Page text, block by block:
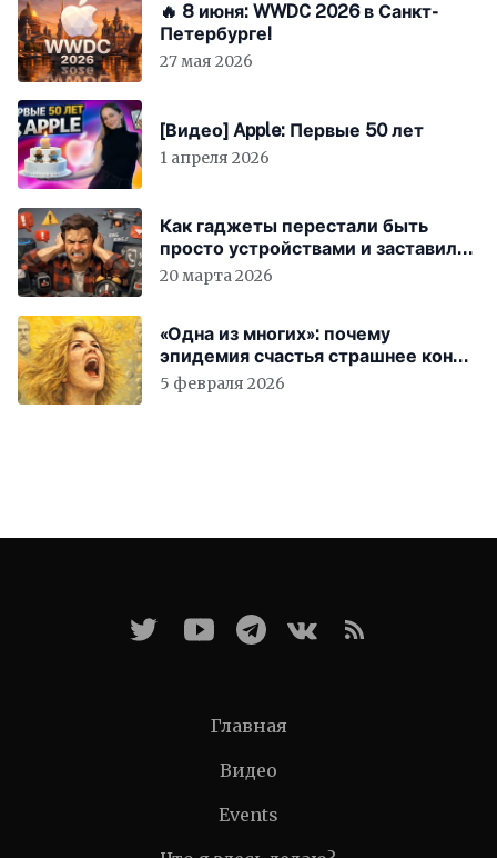
🔥 8 июня: WWDC 2026 в Санкт-
Петербурге!
27 мая 2026
[Видео] Apple: Первые 50 лет
1 апреля 2026
Как гаджеты перестали быть
просто устройствами и заставили
вас бесплатно работать
20 марта 2026
«Одна из многих»: почему
эпидемия счастья страшнее конца
света
5 февраля 2026
Главная
Видео
Events